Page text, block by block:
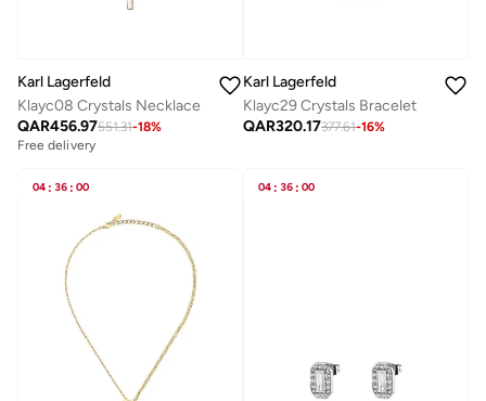
Karl Lagerfeld
Klayc08 Crystals Necklace
QAR456.97551.31-18%
Free delivery
Karl Lagerfeld
Klayc29 Crystals Bracelet
QAR320.17377.61-16%
04 : 36 : 00 04 : 36 : 00